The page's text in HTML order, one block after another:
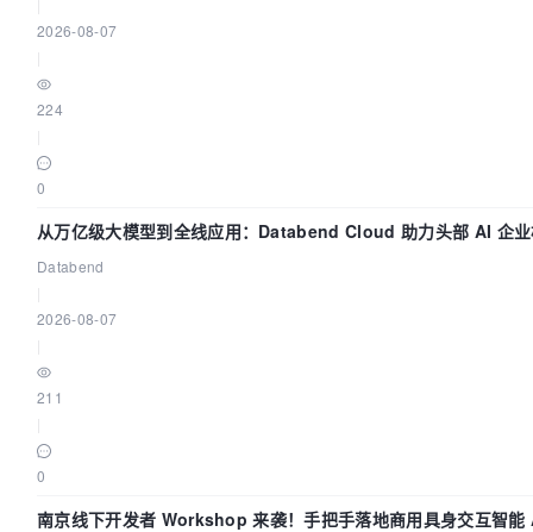
2026-08-07
224
0
从万亿级大模型到全线应用：Databend Cloud 助力头部 AI 企
Trace 数据管道
Databend
2026-08-07
211
0
南京线下开发者 Workshop 来袭！手把手落地商用具身交互智